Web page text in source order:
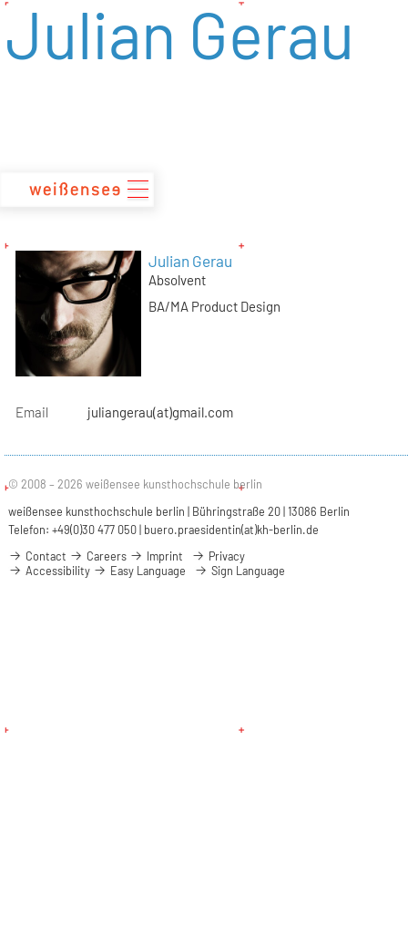
zum
Julian Gerau
Julian Gerau
Absolvent
BA/MA Product Design
Email juliangerau(at)gmail.com
© 2008 – 2026 weißensee kunsthochschule berlin
weißensee kunsthochschule berlin | Bühringstraße 20 | 13086 Berlin
Telefon: +49(0)30 477 050 | buero.praesidentin(at)kh-berlin.de
Contact
Careers Imprint
Privacy
Accessibility
Easy Language Sign Language